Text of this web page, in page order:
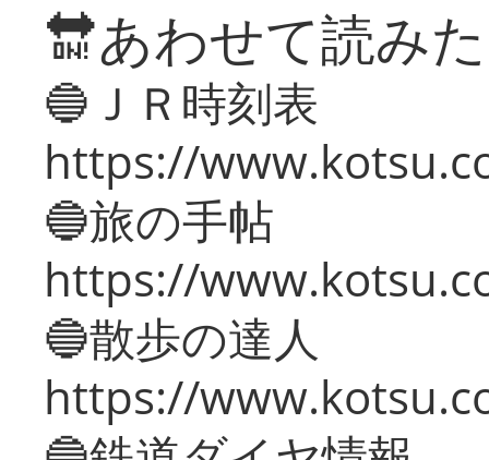
🔛あわせて読み
🔵ＪＲ時刻表
https://
🔵旅の手帖
https://
🔵散歩の達人
https://